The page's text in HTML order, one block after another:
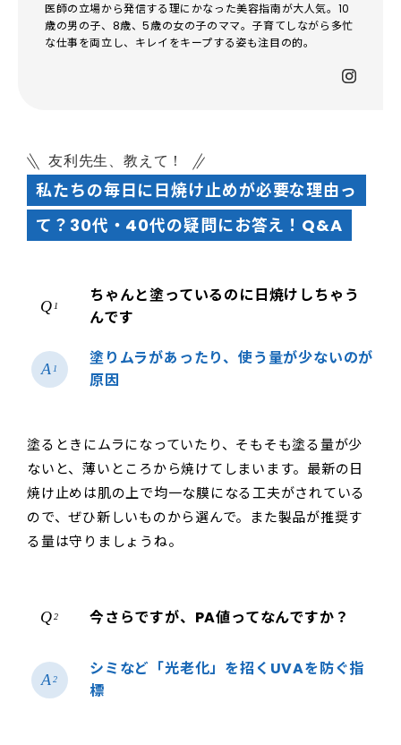
医師の立場から発信する理にかなった美容指南が大人気。10
歳の男の子、8歳、5歳の女の子のママ。子育てしながら多忙
な仕事を両立し、キレイをキープする姿も注目の的。
友利先生、教えて！
私たちの毎日に日焼け止めが必要な理由っ
て？30代・40代の疑問にお答え！Q&A
1
ちゃんと塗っているのに日焼けしちゃう
んです
1
塗りムラがあったり、使う量が少ないのが
原因
塗るときにムラになっていたり、そもそも塗る量が少
ないと、薄いところから焼けてしまいます。最新の日
焼け止めは肌の上で均一な膜になる工夫がされている
ので、ぜひ新しいものから選んで。また製品が推奨す
る量は守りましょうね。
2 今さらですが、PA値ってなんですか？
2
シミなど「光老化」を招くUVAを防ぐ指
標